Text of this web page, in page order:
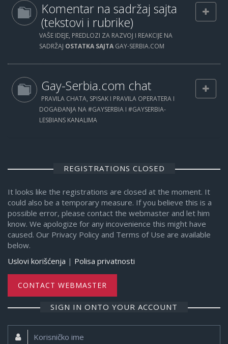
Komentar na sadržaj sajta
(tekstovi i rubrike)
VAŠE IDEJE, PREDLOZI ZA RAZVOJ I REAKCIJE NA
SADRŽAJ OSTATKA SAJTA GAY-SERBIA.COM
Gay-Serbia.com chat
PRAVILA CHATA, SPISAK I PRAVILA OPERATERA I
DOGAĐANJA NA #GAYSERBIA I #GAYSERBIA-
LESBIANS KANALIMA
REGISTRATIONS CLOSED
It looks like the registrations are closed at the moment. It
could also be a temporary measure. If you believe this is a
possible error, please contact the webmaster and let him
know. We apologize for any incovenience this might have
caused. Our Privacy Policy and Terms of Use are available
below.
Uslovi korišćenja | Polisa privatnosti
CONTACT WEBMASTER
SIGN IN ONTO YOUR ACCOUNT
Korisničko